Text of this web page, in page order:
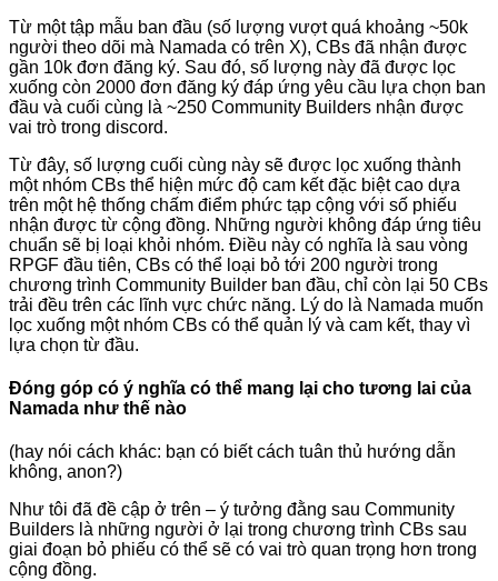
Từ một tập mẫu ban đầu (số lượng vượt quá khoảng ~50k
người theo dõi mà Namada có trên X), CBs đã nhận được
gần 10k đơn đăng ký. Sau đó, số lượng này đã được lọc
xuống còn 2000 đơn đăng ký đáp ứng yêu cầu lựa chọn ban
đầu và cuối cùng là ~250 Community Builders nhận được
vai trò trong discord.
Từ đây, số lượng cuối cùng này sẽ được lọc xuống thành
một nhóm CBs thể hiện mức độ cam kết đặc biệt cao dựa
trên một hệ thống chấm điểm phức tạp cộng với số phiếu
nhận được từ cộng đồng. Những người không đáp ứng tiêu
chuẩn sẽ bị loại khỏi nhóm. Điều này có nghĩa là sau vòng
RPGF đầu tiên, CBs có thể loại bỏ tới 200 người trong
chương trình Community Builder ban đầu, chỉ còn lại 50 CBs
trải đều trên các lĩnh vực chức năng. Lý do là Namada muốn
lọc xuống một nhóm CBs có thể quản lý và cam kết, thay vì
lựa chọn từ đầu.
Đóng góp có ý nghĩa có thể mang lại cho tương lai của
Namada như thế nào
(hay nói cách khác: bạn có biết cách tuân thủ hướng dẫn
không, anon?)
Như tôi đã đề cập ở trên – ý tưởng đằng sau Community
Builders là những người ở lại trong chương trình CBs sau
giai đoạn bỏ phiếu có thể sẽ có vai trò quan trọng hơn trong
cộng đồng.